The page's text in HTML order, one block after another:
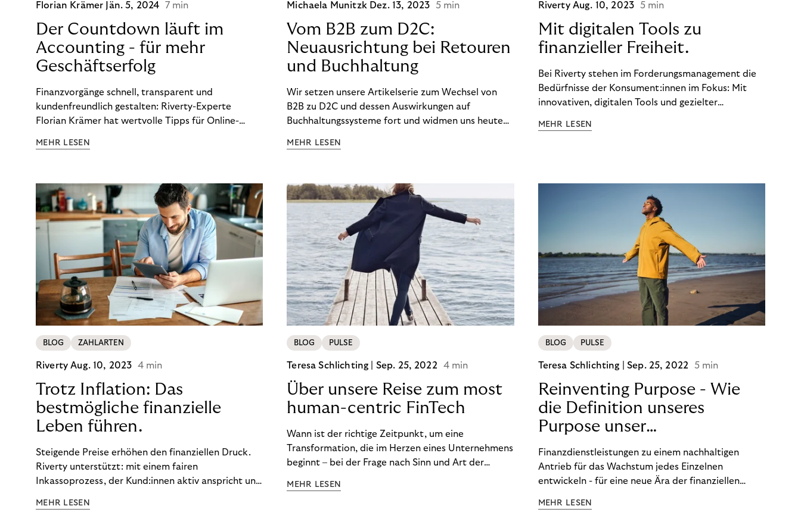
Florian Krämer Jän. 5, 2024 7 min
Der Countdown läuft im
Accounting - für mehr
Geschäftserfolg
Finanzvorgänge schnell, transparent und
kundenfreundlich gestalten: Riverty-Experte
Florian Krämer hat wertvolle Tipps für Online-
möchten.
MEHR LESEN
Michaela Munitzk Dez. 13, 2023 5 min
Vom B2B zum D2C:
Neuausrichtung bei Retouren
und Buchhaltung
Wir setzen unsere Artikelserie zum Wechsel von
B2B zu D2C und dessen Auswirkungen auf
Buchhaltungssysteme fort und widmen uns heute
im D2C-Bereich.
MEHR LESEN
Riverty Aug. 10, 2023 5 min
Mit digitalen Tools zu
finanzieller Freiheit.
Bei Riverty stehen im Forderungsmanagement die
Bedürfnisse der Konsument:innen im Fokus: Mit
innovativen, digitalen Tools und gezielter
ein Leben in finanzieller Freiheit zu führen. So
MEHR LESEN
BLOG ZAHLARTEN
RivertyAug. 10, 2023 4 min
Trotz Inflation: Das
bestmögliche finanzielle
Leben führen.
Steigende Preise erhöhen den finanziellen Druck.
Riverty unterstützt: mit einem fairen
Inkassoprozess, der Kund:innen aktiv anspricht und
Finanzbildung ermöglicht. So bleiben Menschen
MEHR LESEN
BLOG PULSE
Teresa Schlichting | Sep. 25, 2022 4 min
Über unsere Reise zum most
human-centric FinTech
Wann ist der richtige Zeitpunkt, um eine
Transformation, die im Herzen eines Unternehmens
beginnt – bei der Frage nach Sinn und Art der
kommuniziert man ein Ziel, das so ganzheitlich ist,
MEHR LESEN
BLOG PULSE
Teresa Schlichting |Sep. 25, 2022 5 min
Reinventing Purpose - Wie
die Definition unseres
Purpose unser
Transformation beeinflusst
hat!
Finanzdienstleistungen zu einem nachhaltigen
Antrieb für das Wachstum jedes Einzelnen
entwickeln - für eine neue Ära der finanziellen
Startpunkt unserer Transformation. Lesen Sie mehr
MEHR LESEN